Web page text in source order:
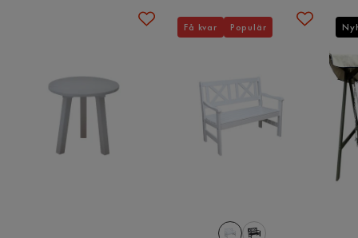
Fotpall ingår
Serie
Få kvar Populär